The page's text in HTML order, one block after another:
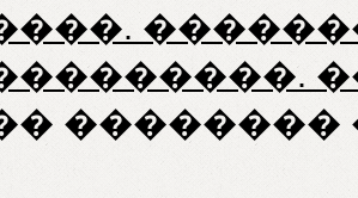
��������